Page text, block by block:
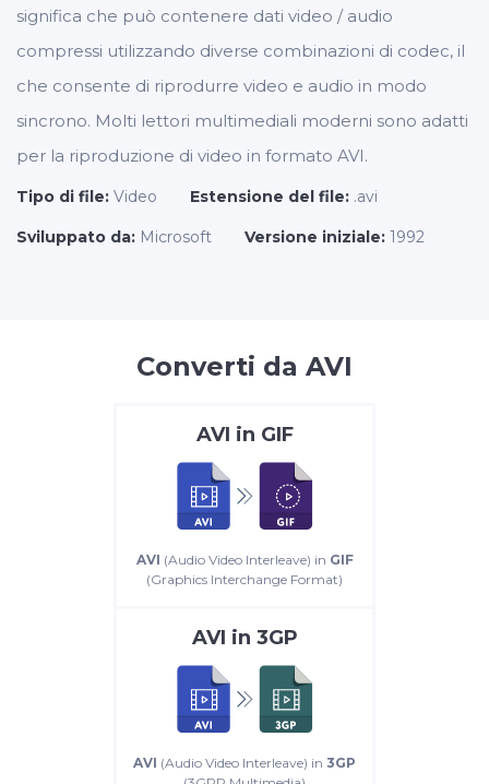
significa che può contenere dati video / audio
compressi utilizzando diverse combinazioni di codec, il
che consente di riprodurre video e audio in modo
sincrono. Molti lettori multimediali moderni sono adatti
per la riproduzione di video in formato AVI.
Tipo di file: Video Estensione del file: .avi
Sviluppato da: Microsoft Versione iniziale: 1992
Converti da AVI
AVI in GIF
AVI (Audio Video Interleave) in GIF
(Graphics Interchange Format)
AVI in 3GP
AVI (Audio Video Interleave) in 3GP